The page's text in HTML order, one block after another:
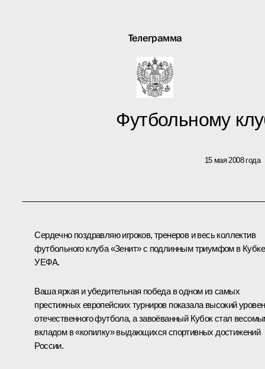
Телеграмма
Футбольному
15 мая 2008 года
Сердечно поздравляю игроков, тренеров и весь коллектив
футбольного клуба «Зенит» с подлинным триумфом в Кубке
УЕФА.
Ваша яркая и убедительная победа в одном из самых
престижных европейских турниров показала высокий
отечественного футбола, а завоёванный Кубок стал
вкладом в «копилку» выдающихся спортивных достижений
России.